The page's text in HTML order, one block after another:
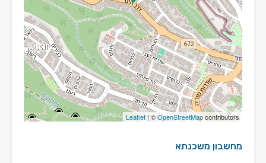
Leaflet | ©OpenStreetMapcontributors
מחשבון משכנתא